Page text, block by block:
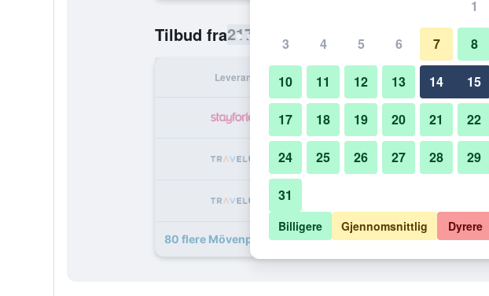
Tilbud fra217 kr
Leverandør Totalt per natt
217 kr Se tilbud
539 kr Se tilbud
80 flere Mövenpick Hotel Jumeirah Beach tilbud
1
3 4 5 6 7 8
10 11 12 13 14 15
17 18 19 20 21 22
24 25 26 27 28 29
31
Billigere Gjennomsnittlig Dyrere